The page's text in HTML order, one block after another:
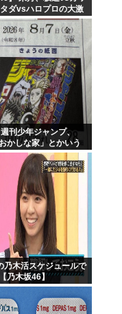
ダvsハロプロの大激
週刊少年ジャンプ、
かしな家」とかいう
を巻頭カラーにした
万部切る
乃木活スケジュールで
乃木坂46】